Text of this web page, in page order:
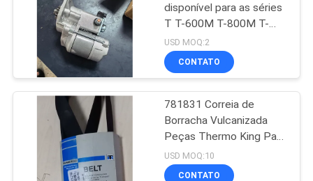
NOTÍCIAS
CASOS
peças thermo do rei
disponível para as séries
T T-600M T-800M T-
1000M T-680PRO T-
880PRO T-1080PRO
Peças de reposição
USD MOQ:2
CONTATO
781831 Correia de
Borracha Vulcanizada
Peças Thermo King Para
TS 200
USD MOQ:10
CONTATO